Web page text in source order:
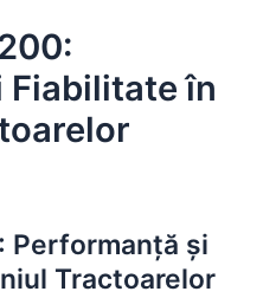
Fiabilitate în
Performanță și
Tractoarelor